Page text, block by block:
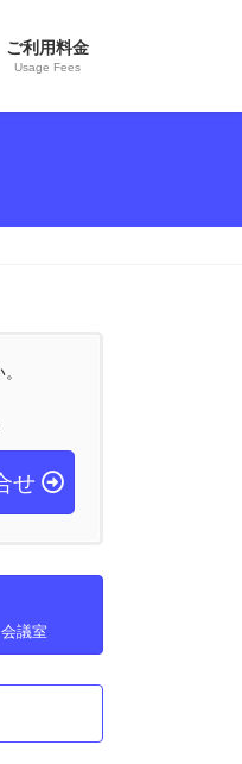
ご利用料金
Usage Fees
せ
議室